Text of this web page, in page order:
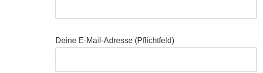
Deine E-Mail-Adresse (Pflichtfeld)